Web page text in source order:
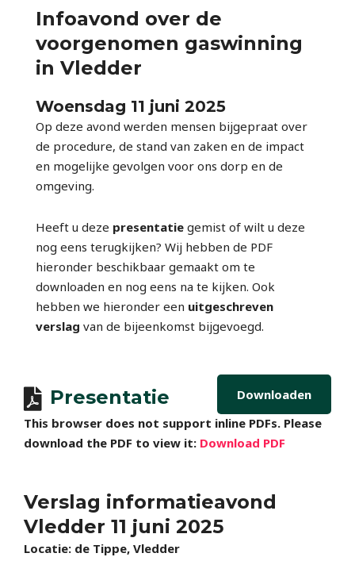
Infoavond over de
voorgenomen gaswinning
in Vledder
Woensdag 11 juni 2025
Op deze avond werden mensen bijgepraat over
de procedure, de stand van zaken en de impact
en mogelijke gevolgen voor ons dorp en de
omgeving.
Heeft u deze presentatie gemist of wilt u deze
nog eens terugkijken? Wij hebben de PDF
hieronder beschikbaar gemaakt om te
downloaden en nog eens na te kijken. Ook
hebben we hieronder een uitgeschreven
verslag van de bijeenkomst bijgevoegd.
Presentatie
Downloaden
This browser does not support inline PDFs. Please
download the PDF to view it: Download PDF
Verslag informatieavond
Vledder 11 juni 2025
Locatie: de Tippe, Vledder